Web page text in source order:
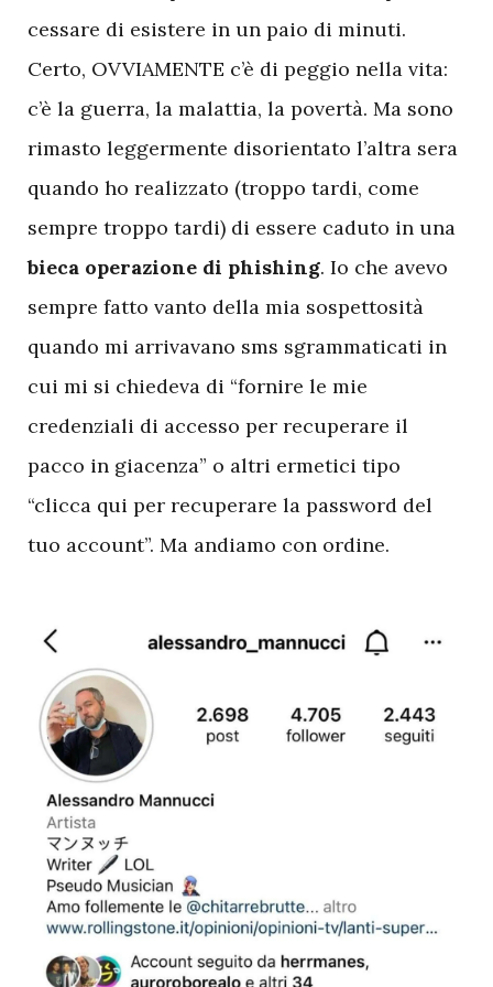
cessare di esistere in un paio di minuti.
Certo, OVVIAMENTE c’è di peggio nella vita:
c’è la guerra, la malattia, la povertà. Ma sono
rimasto leggermente disorientato l’altra sera
quando ho realizzato (troppo tardi, come
sempre troppo tardi) di essere caduto in una
bieca operazione di phishing. Io che avevo
sempre fatto vanto della mia sospettosità
quando mi arrivavano sms sgrammaticati in
cui mi si chiedeva di “fornire le mie
credenziali di accesso per recuperare il
pacco in giacenza” o altri ermetici tipo
“clicca qui per recuperare la password del
tuo account”. Ma andiamo con ordine.